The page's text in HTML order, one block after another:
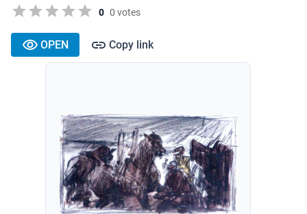
0 0 votes
OPEN Copy link